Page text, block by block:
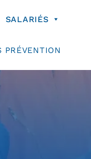
SALARIÉS
PRÉVENTION